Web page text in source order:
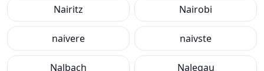
Nairitz Nairobi
naivere naivste
Nalbach Nalegau